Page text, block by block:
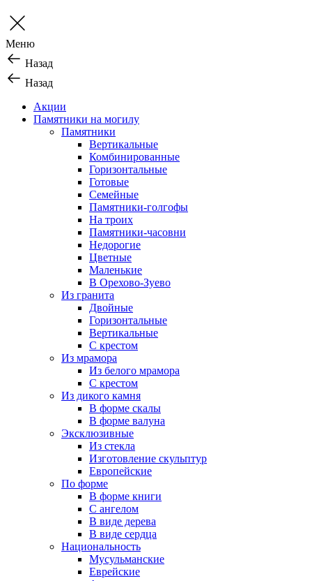
Меню
Назад
Назад
Акции
Памятники на могилу
Памятники
Вертикальные
Комбинированные
Горизонтальные
Готовые
Семейные
Памятники-голгофы
На троих
Памятники-часовни
Недорогие
Цветные
Маленькие
В Орехово-Зуево
Из гранита
Двойные
Горизонтальные
Вертикальные
С крестом
Из мрамора
Из белого мрамора
С крестом
Из дикого камня
В форме скалы
В форме валуна
Эксклюзивные
Из стекла
Изготовление скульптур
Европейские
По форме
В форме книги
С ангелом
В виде дерева
В виде сердца
Национальность
Мусульманские
Еврейские